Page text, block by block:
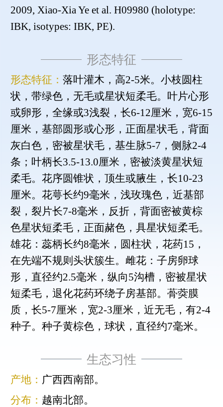
2009, Xiao-Xia Ye et al. H09980 (holotype:
IBK, isotypes: IBK, PE).
形态特征
形态特征： 落叶灌木，高2-5米。小枝圆柱
状，带绿色，无毛或星状短柔毛。叶片心形
或卵形，全缘或3浅裂，长6-12厘米，宽6-15
厘米，基部圆形或心形，正面星状毛，背面
灰白色，密被星状毛，基生脉5-7，侧脉2-4
条；叶柄长3.5-13.0厘米，密被淡黄星状短
柔毛。花序圆锥状，顶生或腋生，长10-23
厘米。花萼长约9毫米，浅玫瑰色，近基部
裂，裂片长7-8毫米，反折，背面密被黄棕
色星状短柔毛，正面赭色，具星状短柔毛。
雄花：蕊柄长约8毫米，圆柱状，花药15，
在先端不规则头状簇生。雌花：子房卵球
形，直径约2.5毫米，纵向5沟槽，密被星状
短柔毛，退化花药环绕子房基部。蓇葖膜
质，长5-7厘米，宽2-3厘米，近无毛，有2-4
种子。种子黄棕色，球状，直径约7毫米。
生态习性
产地： 广西西南部。
分布： 越南北部。